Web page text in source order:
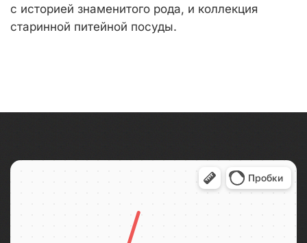
с историей знаменитого рода, и коллекция
старинной питейной посуды.